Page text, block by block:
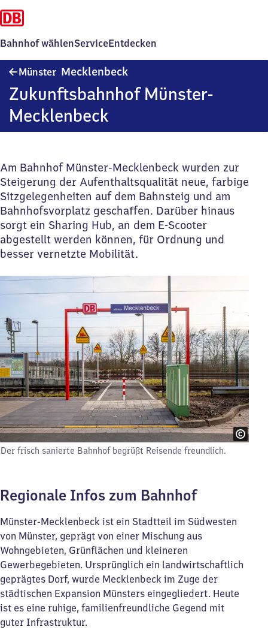
Bahnhof wählenServiceEntdecken
Münster Mecklenbeck
Zukunftsbahnhof Münster-
Mecklenbeck
Am Bahnhof Münster-Mecklenbeck wurden zur
Steigerung der Aufenthaltsqualität neue, farbige
Sitzgelegenheiten auf dem Bahnsteig und am
Bahnhofsvorplatz geschaffen. Darüber hinaus
sorgt ein Sharing Hub, an dem E-Scooter
abgestellt werden können, für Ordnung und
besser vernetzte Mobilität.
Der frisch sanierte Bahnhof begrüßt Reisende freundlich.
Regionale Infos zum Bahnhof
Münster-Mecklenbeck ist ein Stadtteil im Südwesten
von Münster, geprägt von einer Mischung aus
Wohngebieten, Grünflächen und kleineren
Gewerbegebieten. Ursprünglich ein landwirtschaftlich
geprägtes Dorf, wurde Mecklenbeck im Zuge der
städtischen Expansion Münsters eingegliedert. Heute
ist es eine ruhige, familienfreundliche Gegend mit
guter Infrastruktur.